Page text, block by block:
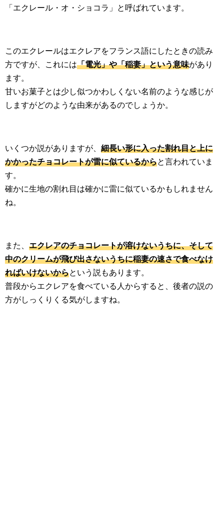
「エクレール・オ・ショコラ」と呼ばれています。
このエクレールはエクレアをフランス語にしたときの読み
方ですが、これには「電光」や「稲妻」という意味があり
ます。
甘いお菓子とは少し似つかわしくない名前のような感じが
しますがどのような由来があるのでしょうか。
いくつか説がありますが、 細長い形に入った割れ目と上に
かかったチョコレートが雷に似ているからと言われていま
す。
確かに生地の割れ目は確かに雷に似ているかもしれません
ね。
また、 エクレアのチョコレートが溶けないうちに、そして
中のクリームが飛び出さないうちに稲妻の速さで食べなけ
ればいけないからという説もあります。
普段からエクレアを食べている人からすると、後者の説の
方がしっくりくる気がしますね。